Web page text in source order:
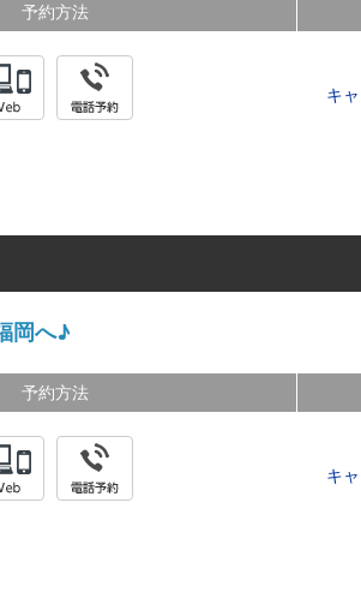
予約方法
キ
岡へ♪
予約方法
キ